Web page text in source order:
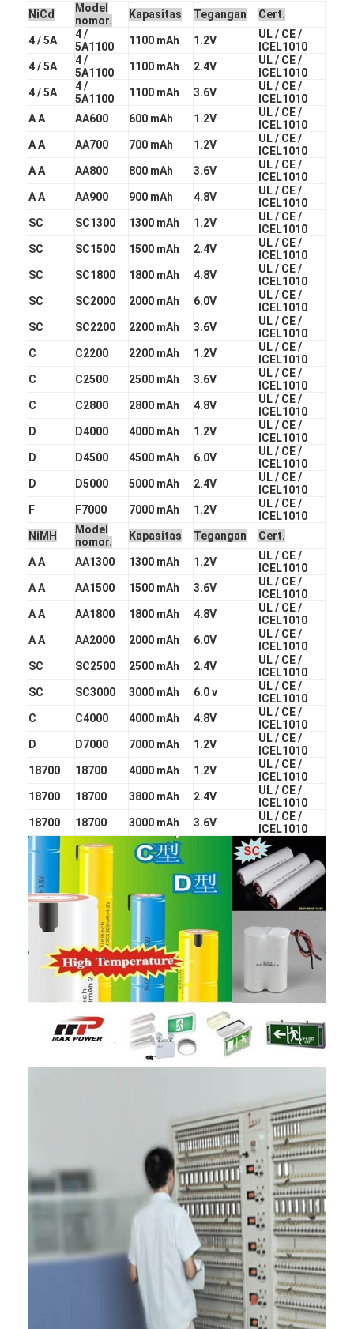
NiCd
Model
nomor.
Kapasitas Tegangan Cert.
4 / 5A
4 /
5A1100
1100 mAh 1.2V
UL / CE /
ICEL1010
4 / 5A
4 /
5A1100
1100 mAh 2.4V
UL / CE /
ICEL1010
4 / 5A
4 /
5A1100
1100 mAh 3.6V
UL / CE /
ICEL1010
A A
AA600 600 mAh 1.2V
UL / CE /
ICEL1010
A A
AA700 700 mAh 1.2V
UL / CE /
ICEL1010
A A
AA800 800 mAh 3.6V
UL / CE /
ICEL1010
A A
AA900 900 mAh 4.8V
UL / CE /
ICEL1010
SC
SC1300 1300 mAh 1.2V
UL / CE /
ICEL1010
SC
SC1500 1500 mAh 2.4V
UL / CE /
ICEL1010
SC
SC1800 1800 mAh 4.8V
UL / CE /
ICEL1010
SC
SC2000 2000 mAh 6.0V
UL / CE /
ICEL1010
SC
SC2200 2200 mAh 3.6V
UL / CE /
ICEL1010
C
C2200 2200 mAh 1.2V
UL / CE /
ICEL1010
C
C2500 2500 mAh 3.6V
UL / CE /
ICEL1010
C
C2800 2800 mAh 4.8V
UL / CE /
ICEL1010
D
D4000 4000 mAh 1.2V
UL / CE /
ICEL1010
D
D4500 4500 mAh 6.0V
UL / CE /
ICEL1010
D
D5000 5000 mAh 2.4V
UL / CE /
ICEL1010
F
F7000 7000 mAh 1.2V
UL / CE /
ICEL1010
NiMH
Model
nomor.
Kapasitas Tegangan Cert.
A A AA1300 1300 mAh 1.2V
UL / CE /
ICEL1010
A A
AA1500 1500 mAh 3.6V
UL / CE /
ICEL1010
A A
AA1800 1800 mAh 4.8V
UL / CE /
ICEL1010
A A
AA2000 2000 mAh 6.0V
UL / CE /
ICEL1010
SC
SC2500 2500 mAh 2.4V
UL / CE /
ICEL1010
SC
SC3000 3000 mAh 6.0 v
UL / CE /
ICEL1010
C
C4000 4000 mAh 4.8V
UL / CE /
ICEL1010
D
D7000 7000 mAh 1.2V
UL / CE /
ICEL1010
18700
18700 4000 mAh 1.2V
UL / CE /
ICEL1010
18700
18700 3800 mAh 2.4V
UL / CE /
ICEL1010
18700
18700 3000 mAh 3.6V
UL / CE /
ICEL1010